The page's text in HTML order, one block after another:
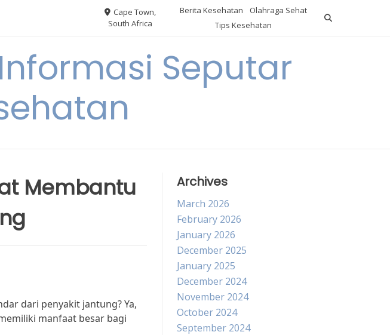
Cape Town,
South Africa
Berita Kesehatan
Olahraga Sehat
Tips Kesehatan
Informasi Seputar
Membantu
dari penyakit jantung? Ya,
manfaat besar bagi
Archives
March 2026
February 2026
January 2026
December 2025
January 2025
December 2024
November 2024
October 2024
September 2024